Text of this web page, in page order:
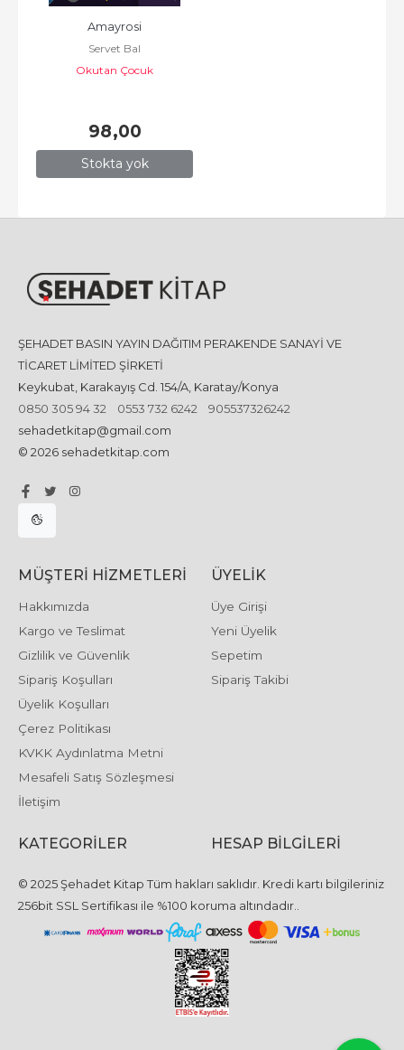
Stokta yok
Amayrosi
Servet Bal
Okutan Çocuk
98,00
ŞEHADET BASIN YAYIN DAĞITIM PERAKENDE SANAYİ VE
TİCARET LİMİTED ŞİRKETİ
Keykubat, Karakayış Cd. 154/A, Karatay/Konya
0850 305 94 32
0553 732 6242
905537326242
sehadetkitap@gmail.com
© 2026 sehadetkitap.com
MÜŞTERI HIZMETLERI
Hakkımızda
Kargo ve Teslimat
Gizlilik ve Güvenlik
Sipariş Koşulları
Üyelik Koşulları
Çerez Politikası
KVKK Aydınlatma Metni
Mesafeli Satış Sözleşmesi
İletişim
ÜYELIK
Üye Girişi
Yeni Üyelik
Sepetim
Sipariş Takibi
KATEGORILER HESAP BILGILERI
© 2025 Şehadet Kitap Tüm hakları saklıdır. Kredi kartı bilgileriniz
256bit SSL Sertifikası ile %100 koruma altındadır..